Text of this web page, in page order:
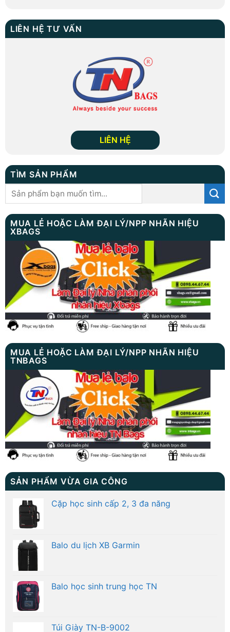
LIÊN HỆ TƯ VẤN
LIÊN HỆ
TÌM SẢN PHẨM
Tìm
MUA LẺ HOẶC LÀM ĐẠI LÝ/NPP NHÃN HIỆU
XBAGS
MUA LẺ HOẶC LÀM ĐẠI LÝ/NPP NHÃN HIỆU
TNBAGS
SẢN PHẨM VỪA GIA CÔNG
Cặp học sinh cấp 2, 3 đa năng
Balo du lịch XB Garmin
Balo học sinh trung học TN
Túi Giày TN-B-9002